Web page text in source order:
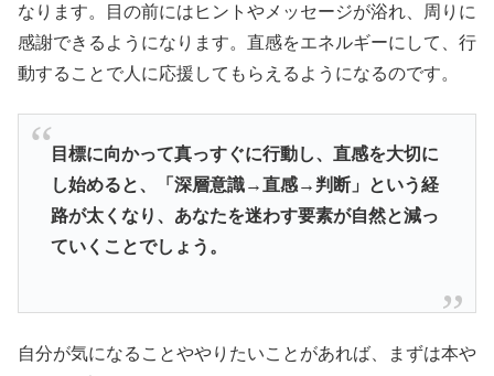
なります。目の前にはヒントやメッセージが浴れ、周りに
感謝できるようになります。直感をエネルギーにして、行
動することで人に応援してもらえるようになるのです。
目標に向かって真っすぐに行動し、直感を大切に
し始めると、「深層意識→直感→判断」という経
路が太くなり、あなたを迷わす要素が自然と減っ
ていくことでしょう。
自分が気になることややりたいことがあれば、まずは本や